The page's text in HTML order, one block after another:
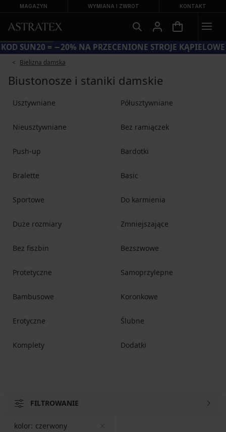
MAGAZYN WYMIANA I ZWROT KONTAKT
KOD SUN20 = −20% NA PRZECENIONE STROJE KĄPIELOWE
Bielizna damska
Biustonosze i staniki damskie
Usztywniane Półusztywniane
Nieusztywniane Bez ramiączek
Push-up Bardotki
Bralette Basic
Sportowe Do karmienia
Duże rozmiary Zmniejszające
Bez fiszbin Bezszwowe
Protetyczne Samoprzylepne
Bambusowe Koronkowe
Erotyczne Ślubne
Komplety Dodatki
FILTROWANIE
kolor: czerwony